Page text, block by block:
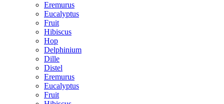
Eremurus
Eucalyptus
Fruit
Hibiscus
Hop
Delphinium
Dille
Distel
Eremurus
Eucalyptus
Fruit